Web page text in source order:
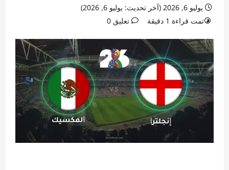
يوليو 6, 2026 (آخر تحديث: يوليو 6, 2026)
تمت قراءة 1 دقيقة
تعليق 0